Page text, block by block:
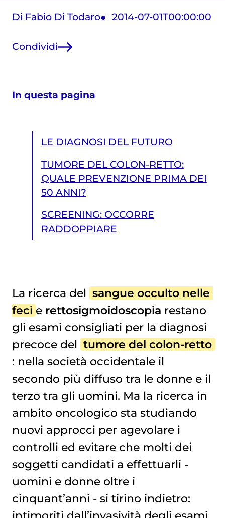
Di Fabio Di Todaro 2014-07-01T00:00:00
Condividi
In questa pagina
LE DIAGNOSI DEL FUTURO
TUMORE DEL COLON-RETTO:
QUALE PREVENZIONE PRIMA DEI
50 ANNI?
SCREENING: OCCORRE
RADDOPPIARE
La ricerca del sangue occulto nelle
feci e rettosigmoidoscopia restano
gli esami consigliati per la diagnosi
precoce del tumore del colon-retto
: nella società occidentale il
secondo più diffuso tra le donne e il
terzo tra gli uomini. Ma la ricerca in
ambito oncologico sta studiando
nuovi approcci per agevolare i
controlli ed evitare che molti dei
soggetti candidati a effettuarli -
uomini e donne oltre i
cinquant’anni - si tirino indietro: